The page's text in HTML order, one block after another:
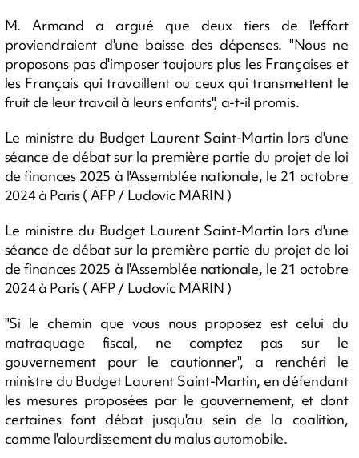
M. Armand a argué que deux tiers de l'effort
proviendraient d'une baisse des dépenses. "Nous ne
proposons pas d'imposer toujours plus les Françaises et
les Français qui travaillent ou ceux qui transmettent le
fruit de leur travail à leurs enfants", a-t-il promis.
Le ministre du Budget Laurent Saint-Martin lors d'une
séance de débat sur la première partie du projet de loi
de finances 2025 à l'Assemblée nationale, le 21 octobre
2024 à Paris ( AFP / Ludovic MARIN )
Le ministre du Budget Laurent Saint-Martin lors d'une
séance de débat sur la première partie du projet de loi
de finances 2025 à l'Assemblée nationale, le 21 octobre
2024 à Paris ( AFP / Ludovic MARIN )
"Si le chemin que vous nous proposez est celui du
matraquage fiscal, ne comptez pas sur le
gouvernement pour le cautionner", a renchéri le
ministre du Budget Laurent Saint-Martin, en défendant
les mesures proposées par le gouvernement, et dont
certaines font débat jusqu'au sein de la coalition,
comme l'alourdissement du malus automobile.